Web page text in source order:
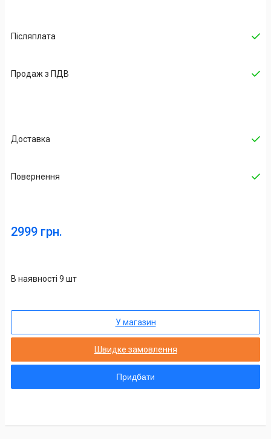
Післяплата
Продаж з ПДВ
Доставка
Повернення
2999 грн.
В наявності 9 шт
У магазин
Швидке замовлення
Придбати